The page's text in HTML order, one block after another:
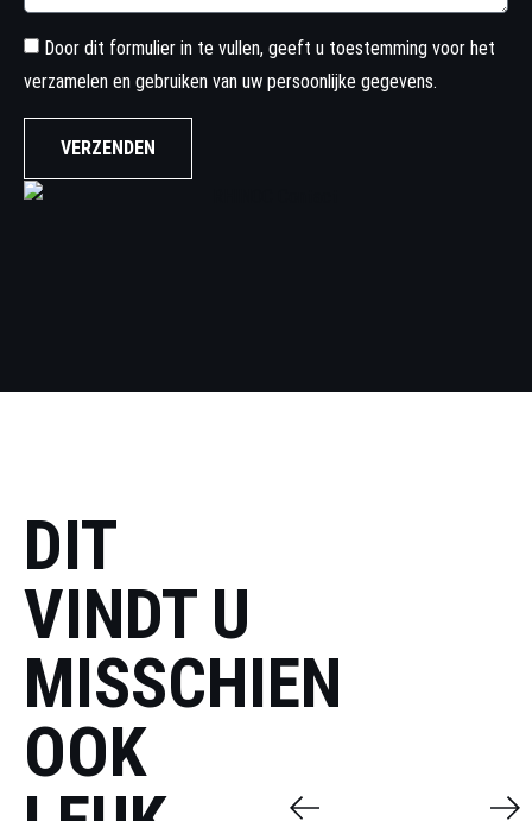
Door dit formulier in te vullen, geeft u toestemming voor het
verzamelen en gebruiken van uw persoonlijke gegevens.
VERZENDEN
DIT
VINDT U
MISSCHIEN
OOK